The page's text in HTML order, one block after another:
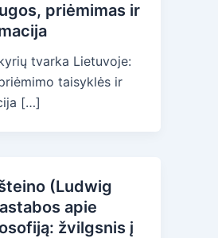
priėmimas ir
tvarka Lietuvoje:
taisyklės ir
[…]
(Ludwig
apie
žvilgsnis į